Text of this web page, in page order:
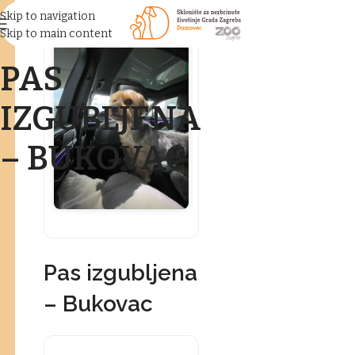
Skip to navigation
Skip to main content
PAS
IZGUBLJENA
– BUKOVAC
Pas izgubljena
– Bukovac